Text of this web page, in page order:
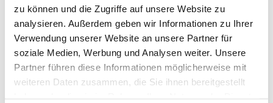
zu können und die Zugriffe auf unsere Website zu
analysieren. Außerdem geben wir Informationen zu Ihrer
Verwendung unserer Website an unsere Partner für
soziale Medien, Werbung und Analysen weiter. Unsere
Partner führen diese Informationen möglicherweise mit
weiteren Daten zusammen, die Sie ihnen bereitgestellt